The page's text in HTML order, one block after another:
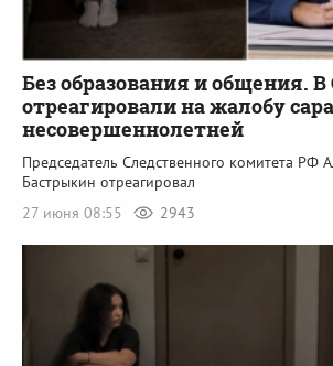
Без образования и общения.
отреагировали на жалобу
несовершеннолетней
Председатель Следственного комитета РФ
Бастрыкин отреагировал
27 июня 08:55
2943